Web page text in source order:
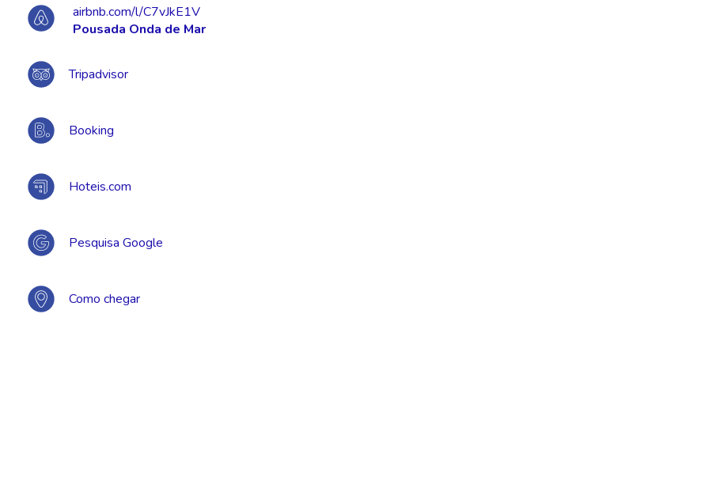
airbnb.com/l/C7vJkE1V
Pousada Onda de Mar
Tripadvisor
Booking
Hoteis.com
Pesquisa Google
Como chegar